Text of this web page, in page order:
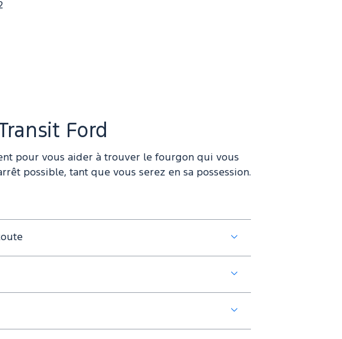
Ford
pour vous aider à trouver le fourgon qui vous
possible, tant que vous serez en sa possession.
écoute